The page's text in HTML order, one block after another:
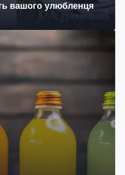
вашого улюбленця